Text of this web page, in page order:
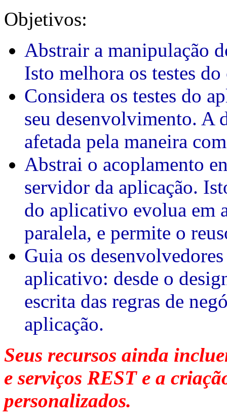
Objetivos:
Abstrair a manipulação
Isto melhora os testes
Considera os testes do
seu desenvolvimento. A
afetada pela maneira
Abstrai o acoplamento
servidor da aplicação.
do aplicativo evolua em
paralela, e permite o
Guia os
aplicativo: desde o
escrita das regras de
aplicação.
Seus recursos ainda
e serviços REST e a
personalizados.